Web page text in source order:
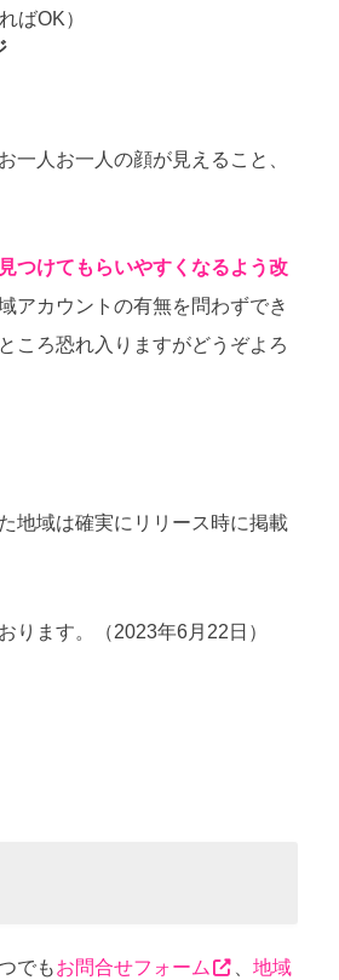
ばOK）
一人お一人の顔が見えること、
つけてもらいやすくなるよう改
アカウントの有無を問わずでき
ころ恐れ入りますがどうぞよろ
地域は確実にリリース時に掲載
ります。（2023年6月22日）
でもお問合せフォーム
地域